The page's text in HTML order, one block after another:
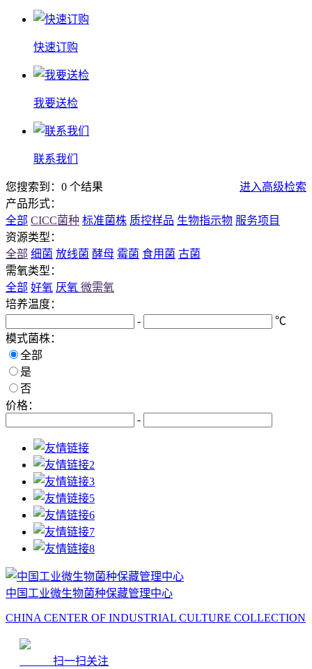
快速订购
我要送检
联系我们
您搜索到：0 个结果
进入高级检索
产品形式：
全部 CICC菌种 标准菌株 质控样品 生物指示物 服务项目
资源类型：
全部 细菌 放线菌 酵母 霉菌 食用菌 古菌
需氧类型：
全部 好氧 厌氧 微需氧
培养温度：
-
℃
模式菌株：
全部
是
否
价格：
-
中国工业微生物菌种保藏管理中心
CHINA CENTER OF INDUSTRIAL CULTURE COLLECTION
扫一扫关注